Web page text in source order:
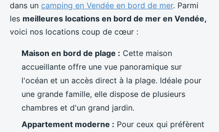
dans un camping en Vendée en bord de mer. Parmi
les meilleures locations en bord de mer en Vendée,
voici nos locations coup de cœur :
Maison en bord de plage : Cette maison
accueillante offre une vue panoramique sur
l'océan et un accès direct à la plage. Idéale pour
une grande famille, elle dispose de plusieurs
chambres et d'un grand jardin.
Appartement moderne : Pour ceux qui préfèrent